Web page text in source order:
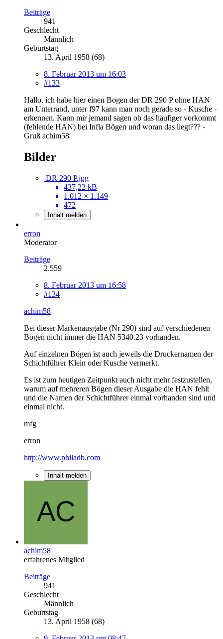
Beiträge
941
Geschlecht
Männlich
Geburtstag
13. April 1958 (68)
8. Februar 2013 um 16:03
#133
Hallo, ich habe hier einen Bogen der DR 290 P ohne HAN
am Unterrand, unter f97 kann man noch gerade so - Kusche -
erkennen. Kann mir jemand sagen ob das häufiger vorkommt
(fehlende HAN) bei Infla Bögen und woran das liegt??? -
Gruß achim58
Bilder
DR 290 P.jpg
437,22 kB
1.012 × 1.149
472
Inhalt melden
erron
Moderator
Beiträge
2.559
8. Februar 2013 um 16:58
#134
achim58
Bei dieser Markenausgabe (Nr 290) sind auf verschiedenen
Bögen nicht immer die HAN 5340.23 vorhanden.
Auf einzelnen Bögen ist auch jeweils die Druckernamen der
Schichtführer Klein oder Kusche vermerkt.
Es ist zum heutigen Zeitpunkt auch nicht mehr festzustellen,
warum auf mehreren Bögen dieser Ausgabe die HAN fehlt
und die Namen der Schichtführer einmal vorhanden sind und
einmal nicht.
mfg
erron
http://www.philadb.com
Inhalt melden
achim58
erfahrenes Mitglied
Beiträge
941
Geschlecht
Männlich
Geburtstag
13. April 1958 (68)